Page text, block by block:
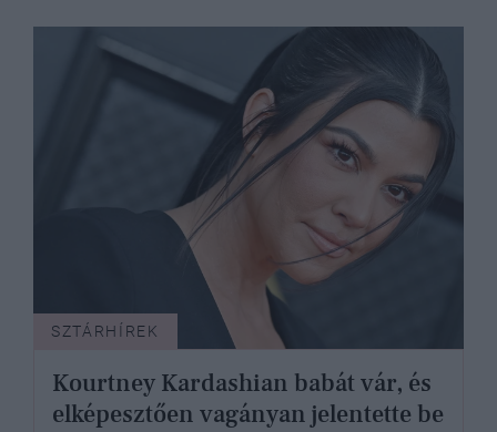
SZTÁRHÍREK
Kourtney Kardashian babát vár, és
elképesztően vagányan jelentette be